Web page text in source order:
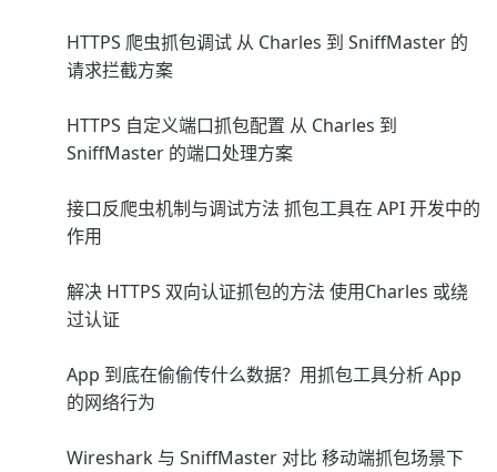
HTTPS 爬虫抓包调试 从 Charles 到 SniffMaster 的
请求拦截方案
HTTPS 自定义端口抓包配置 从 Charles 到
SniffMaster 的端口处理方案
接口反爬虫机制与调试方法 抓包工具在 API 开发中的
作用
解决 HTTPS 双向认证抓包的方法 使用Charles 或绕
过认证
App 到底在偷偷传什么数据？用抓包工具分析 App
的网络行为
Wireshark 与 SniffMaster 对比 移动端抓包场景下